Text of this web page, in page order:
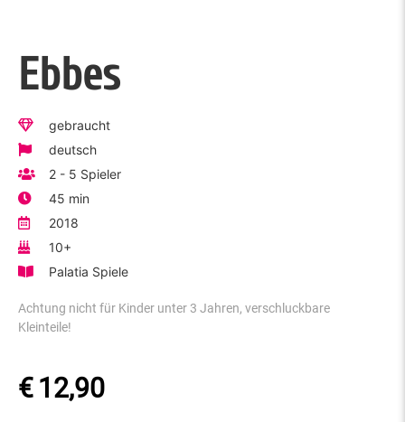
Ebbes
gebraucht
deutsch
2 - 5 Spieler
45 min
2018
10+
Palatia Spiele
Achtung nicht für Kinder unter 3 Jahren, verschluckbare
Kleinteile!
€ 12,90